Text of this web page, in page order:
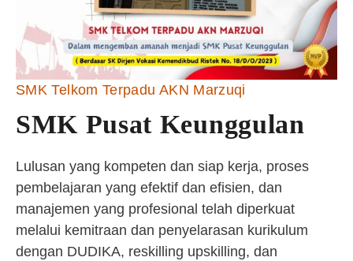
SMK Telkom Terpadu AKN Marzuqi
SMK Pusat Keunggulan
Lulusan yang kompeten dan siap kerja, proses
pembelajaran yang efektif dan efisien, dan
manajemen yang profesional telah diperkuat
melalui kemitraan dan penyelarasan kurikulum
dengan DUDIKA, reskilling upskilling, dan